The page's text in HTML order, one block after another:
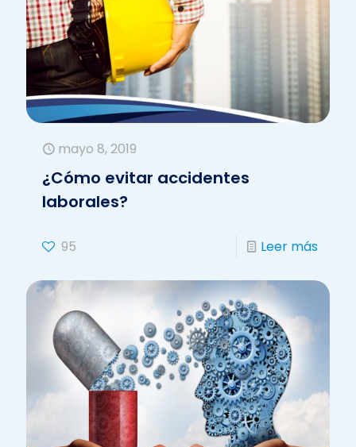
mayo 8, 2019
¿Cómo evitar accidentes
laborales?
95 Leer más